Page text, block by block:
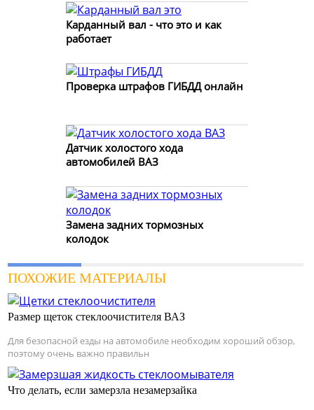
Карданный вал - что это и как
работает
Проверка штрафов ГИБДД онлайн
Датчик холостого хода
автомобилей ВАЗ
Замена задних тормозных
колодок
ПОХОЖИЕ МАТЕРИАЛЫ
Размер щеток стеклоочистителя ВАЗ
Для безопасной езды на автомобиле необходим хороший обзор,
поэтому очень важно правильн
Что делать, если замерзла незамерзайка